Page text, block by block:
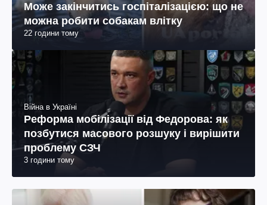
Може закінчитись госпіталізацією: що не
можна робити собакам влітку
22 години тому
Війна в Україні
Реформа мобілізації від Федорова: як
позбутися масового розшуку і вирішити
проблему СЗЧ
3 години тому